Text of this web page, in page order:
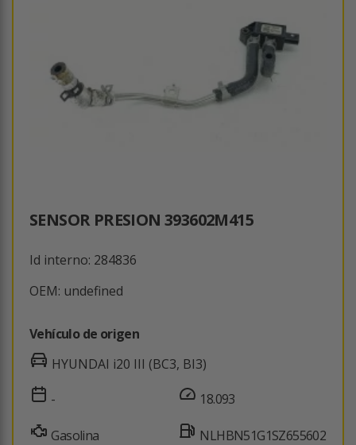
SENSOR PRESION 393602M415
Id interno: 284836
OEM: undefined
Vehículo de origen
HYUNDAI i20 III (BC3, BI3)
-
Gasolina
18.093
NLHBN51G1SZ655602